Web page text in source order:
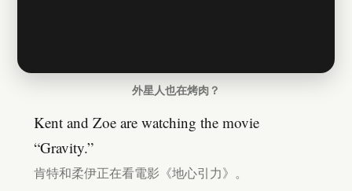
外星人也在烤肉？
Kent and Zoe are watching the movie
“Gravity.”
肯特和柔伊正在看電影《地心引力》。